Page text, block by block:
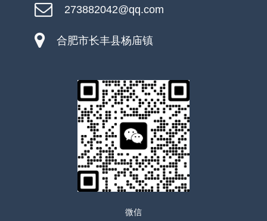
273882042@qq.com
合肥市长丰县杨庙镇
微信